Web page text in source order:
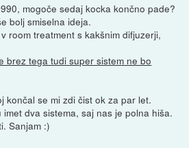
mogoče sedaj kocka končno pade?
bolj smiselna ideja.
room treatment s kakšnim difjuzerji,
brez tega tudi super sistem ne bo
končal se mi zdi čist ok za par let.
dva sistema, saj nas je polna hiša.
Sanjam :)